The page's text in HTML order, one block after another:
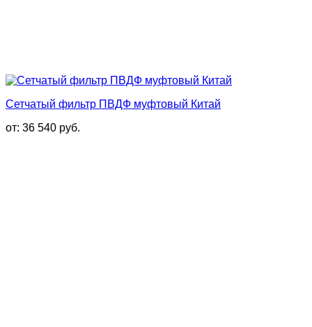
Сетчатый фильтр ПВДФ муфтовый Китай
от: 36 540 руб.